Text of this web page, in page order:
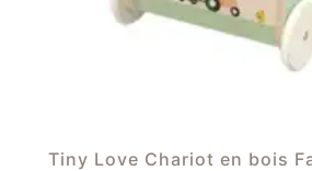
Tiny Love Chariot en bois